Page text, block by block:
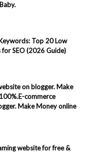
Top 20 Low
SEO (2026 Guide)
on blogger. Make
commerce
Make Money online
website for free &